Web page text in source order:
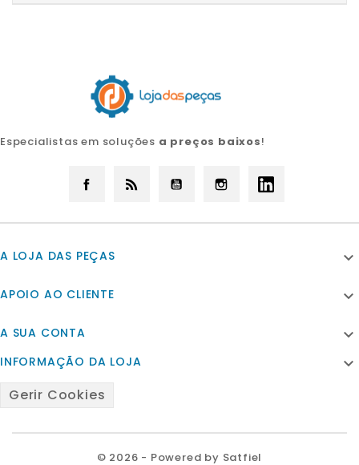
Especialistas em soluções a preços baixos!
Facebook YouTube Instagram
A LOJA DAS PEÇAS 
APOIO AO CLIENTE 
A SUA CONTA 
INFORMAÇÃO DA LOJA 
Gerir Cookies
© 2026 - Powered by Satfiel